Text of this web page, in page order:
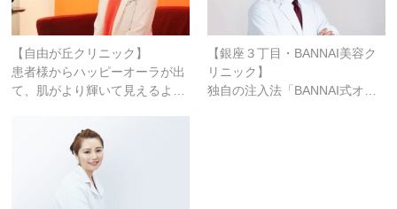
【自由が丘クリニック】
患者様からハッピーオーラが出
て、肌がより輝いて見えるよ…
【銀座３丁目・BANNAI美容ク
リニック】
独自の注入法「BANNAI式オ…